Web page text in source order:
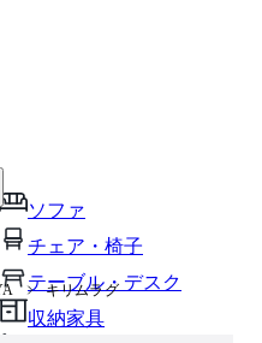
ソファ
チェア・椅子
テーブル・デスク
収納家具
、カートに追加できます
キリムラグ